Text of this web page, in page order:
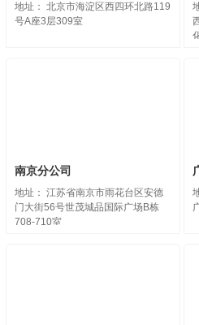
地址： 北京市海淀区西四环北路119
号A座3层309室
南京分公司
地址： 江苏省南京市雨花台区安德
门大街56号世茂城品国际广场B栋
708-710室